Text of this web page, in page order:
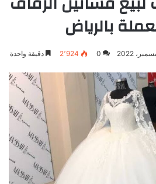
بالرياض
0 2٬924 دقيقة واحدة